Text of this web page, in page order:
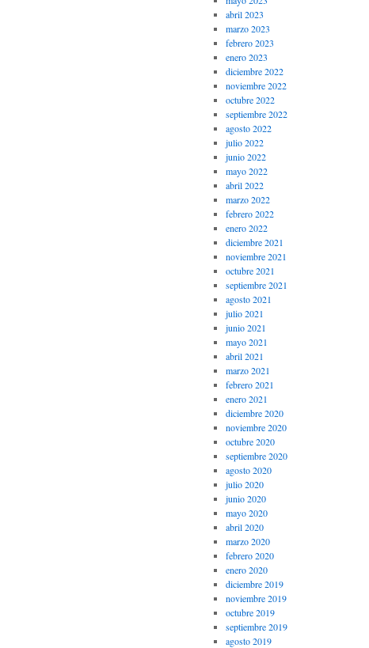
abril 2023
marzo 2023
febrero 2023
enero 2023
diciembre 2022
noviembre 2022
octubre 2022
septiembre 2022
agosto 2022
julio 2022
junio 2022
mayo 2022
abril 2022
marzo 2022
febrero 2022
enero 2022
diciembre 2021
noviembre 2021
octubre 2021
septiembre 2021
agosto 2021
julio 2021
junio 2021
mayo 2021
abril 2021
marzo 2021
febrero 2021
enero 2021
diciembre 2020
noviembre 2020
octubre 2020
septiembre 2020
agosto 2020
julio 2020
junio 2020
mayo 2020
abril 2020
marzo 2020
febrero 2020
enero 2020
diciembre 2019
noviembre 2019
octubre 2019
septiembre 2019
agosto 2019